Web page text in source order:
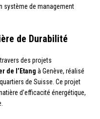
système de management
de Durabilité
des projets
de l’Etang à Genève, réalisé
de Suisse. Ce projet
d’efficacité énergétique,